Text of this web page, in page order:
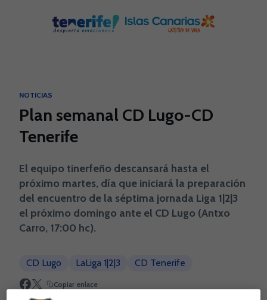
NOTICIAS
Plan semanal CD Lugo-CD
Tenerife
El equipo tinerfeño descansará hasta el
próximo martes, día que iniciará la preparación
del encuentro de la séptima jornada Liga 1|2|3
el próximo domingo ante el CD Lugo (Antxo
Carro, 17:00 hc).
CD Lugo LaLiga 1|2|3 CD Tenerife
Copiar enlace